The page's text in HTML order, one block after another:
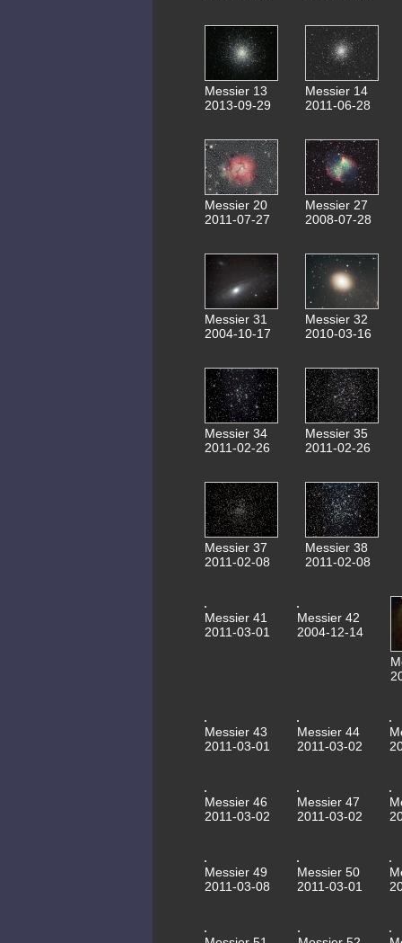
Messier 13
2013-09-29
Messier 14
2011-06-28
Messier 20
2011-07-27
Messier 27
2008-07-28
Messier 31
2004-10-17
Messier 32
2010-03-16
Messier 34
2011-02-26
Messier 35
2011-02-26
Messier 37
2011-02-08
Messier 38
2011-02-08
Messier 41
2011-03-01
Messier 42
2004-12-14
Messier 43
2011-03-01
Messier 44
2011-03-02
Messier 46
2011-03-02
Messier 47
2011-03-02
Messier 49
2011-03-08
Messier 50
2011-03-01